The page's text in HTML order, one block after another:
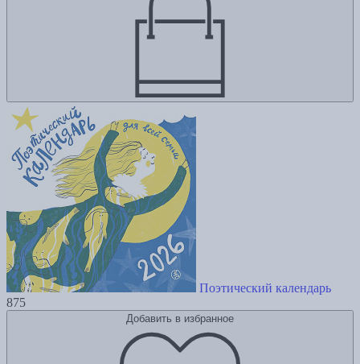
Поэтический календарь
875
Добавить в избранное